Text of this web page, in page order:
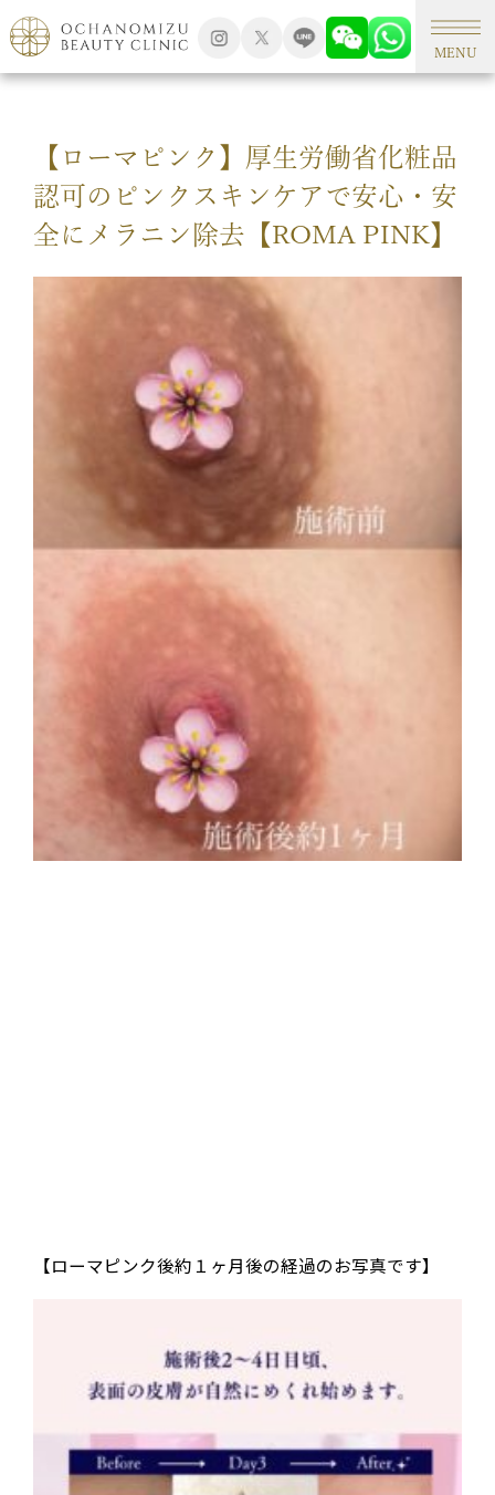
MENU
TOP アートメイク
【ローマピンク】厚生労働省化粧品
認可のピンクスキンケアで安心・安
全にメラニン除去【ROMA PINK】
【ローマピンク後約１ヶ月後の経過のお写真です】